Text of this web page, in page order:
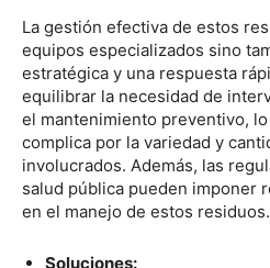
La gestión efectiva de estos
equipos especializados sino
estratégica y una respuesta
equilibrar la necesidad de
el mantenimiento preventivo,
complica por la variedad y
involucrados. Además, las
salud pública pueden imponer
en el manejo de estos residuos.
Soluciones: